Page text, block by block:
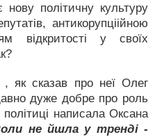
політичну культуру
антикорупціійною
відкритості у своїх
сказав про неї Олег
дуже добре про роль
написала Оксана
не йшла у тренді -